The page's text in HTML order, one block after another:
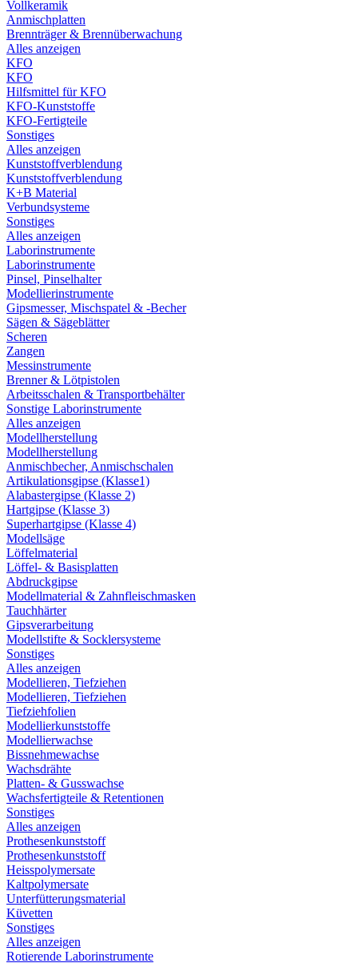
Vollkeramik
Anmischplatten
Brennträger & Brennüberwachung
Alles anzeigen
KFO
KFO
Hilfsmittel für KFO
KFO-Kunststoffe
KFO-Fertigteile
Sonstiges
Alles anzeigen
Kunststoffverblendung
Kunststoffverblendung
K+B Material
Verbundsysteme
Sonstiges
Alles anzeigen
Laborinstrumente
Laborinstrumente
Pinsel, Pinselhalter
Modellierinstrumente
Gipsmesser, Mischspatel & -Becher
Sägen & Sägeblätter
Scheren
Zangen
Messinstrumente
Brenner & Lötpistolen
Arbeitsschalen & Transportbehälter
Sonstige Laborinstrumente
Alles anzeigen
Modellherstellung
Modellherstellung
Anmischbecher, Anmischschalen
Artikulationsgipse (Klasse1)
Alabastergipse (Klasse 2)
Hartgipse (Klasse 3)
Superhartgipse (Klasse 4)
Modellsäge
Löffelmaterial
Löffel- & Basisplatten
Abdruckgipse
Modellmaterial & Zahnfleischmasken
Tauchhärter
Gipsverarbeitung
Modellstifte & Socklersysteme
Sonstiges
Alles anzeigen
Modellieren, Tiefziehen
Modellieren, Tiefziehen
Tiefziehfolien
Modellierkunststoffe
Modellierwachse
Bissnehmewachse
Wachsdrähte
Platten- & Gusswachse
Wachsfertigteile & Retentionen
Sonstiges
Alles anzeigen
Prothesenkunststoff
Prothesenkunststoff
Heisspolymersate
Kaltpolymersate
Unterfütterungsmaterial
Küvetten
Sonstiges
Alles anzeigen
Rotierende Laborinstrumente